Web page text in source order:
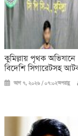
কুমিল্লায় পৃথক
বিদেশি সিগারেটসহ
আগ ৭, ২০২৬ / ০৭:০২অপরাহ্ণ